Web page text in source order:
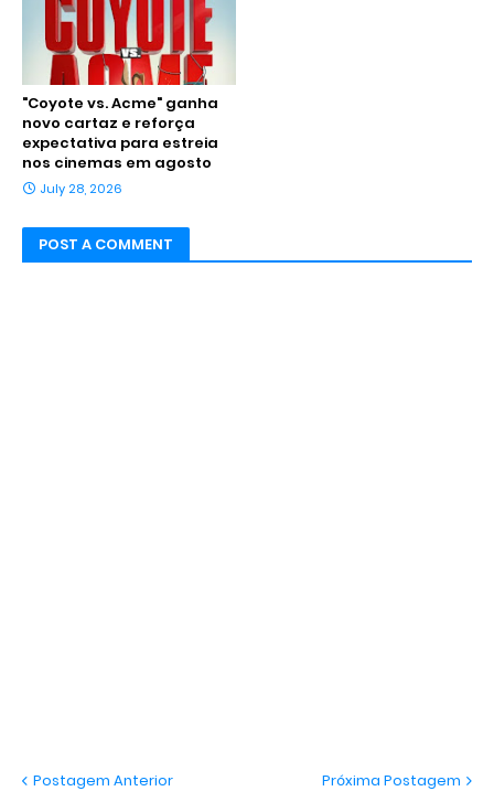
"Coyote vs. Acme" ganha
novo cartaz e reforça
expectativa para estreia
nos cinemas em agosto
July 28, 2026
POST A COMMENT
Postagem Anterior Próxima Postagem